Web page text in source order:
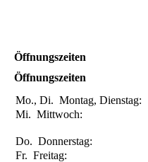
Öffnungszeiten
Öffnungszeiten
Mo., Di. Montag, Dienstag:
Mi. Mittwoch:
Do. Donnerstag:
Fr. Freitag: